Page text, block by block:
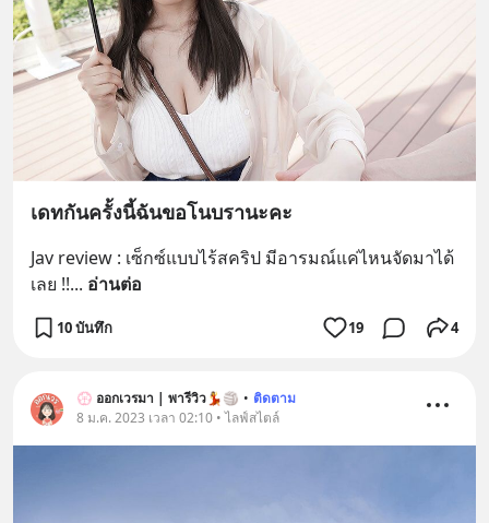
เดทกันครั้งนี้ฉันขอโนบรานะคะ
Jav review : เซ็กซ์แบบไร้สคริป มีอารมณ์แค่ไหนจัดมาได้
เลย !!... อ่านต่อ
10 บันทึก 19 4
💮 ออกเวรมา | พารีวิว💃🏐 • ติดตาม
8 ม.ค. 2023 เวลา 02:10 • ไลฟ์สไตล์